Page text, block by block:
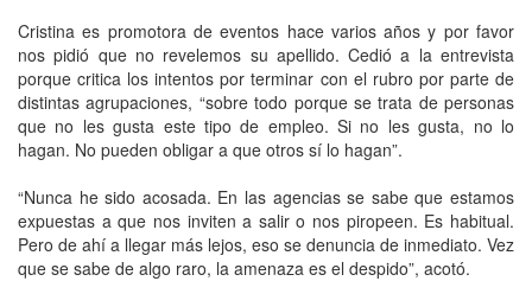
Cristina es promotora de eventos hace varios años y por favor
nos pidió que no revelemos su apellido. Cedió a la entrevista
porque critica los intentos por terminar con el rubro por parte de
distintas agrupaciones, “sobre todo porque se trata de personas
que no les gusta este tipo de empleo. Si no les gusta, no lo
hagan. No pueden obligar a que otros sí lo hagan”.
“Nunca he sido acosada. En las agencias se sabe que estamos
expuestas a que nos inviten a salir o nos piropeen. Es habitual.
Pero de ahí a llegar más lejos, eso se denuncia de inmediato. Vez
que se sabe de algo raro, la amenaza es el despido”, acotó.